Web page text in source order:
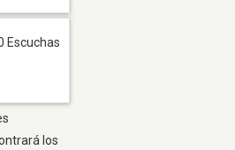
Escuchas
los